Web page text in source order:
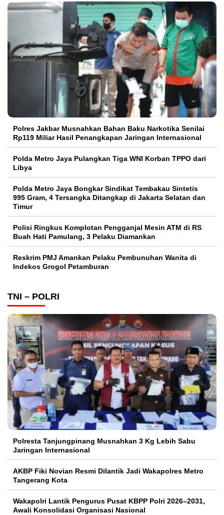
Polres Jakbar Musnahkan Bahan Baku Narkotika Senilai
Rp119 Miliar Hasil Penangkapan Jaringan Internasional
Polda Metro Jaya Pulangkan Tiga WNI Korban TPPO dari
Libya
Polda Metro Jaya Bongkar Sindikat Tembakau Sintetis
995 Gram, 4 Tersangka Ditangkap di Jakarta Selatan dan
Timur
Polisi Ringkus Komplotan Pengganjal Mesin ATM di RS
Buah Hati Pamulang, 3 Pelaku Diamankan
Reskrim PMJ Amankan Pelaku Pembunuhan Wanita di
Indekos Grogol Petamburan
TNI – POLRI
Polresta Tanjungpinang Musnahkan 3 Kg Lebih Sabu
Jaringan Internasional
AKBP Fiki Novian Resmi Dilantik Jadi Wakapolres Metro
Tangerang Kota
Wakapolri Lantik Pengurus Pusat KBPP Polri 2026–2031,
Awali Konsolidasi Organisasi Nasional